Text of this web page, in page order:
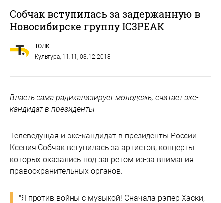
Собчак вступилась за задержанную в
Новосибирске группу IC3PEAK
ТОЛК
Культура, 11:11, 03.12.2018
Власть сама радикализирует молодежь, считает экс-
кандидат в президенты
Телеведущая и экс-кандидат в президенты России
Ксения Собчак вступилась за артистов, концерты
которых оказались под запретом из-за внимания
правоохранительных органов.
"Я против войны с музыкой! Сначала рэпер Хаски,